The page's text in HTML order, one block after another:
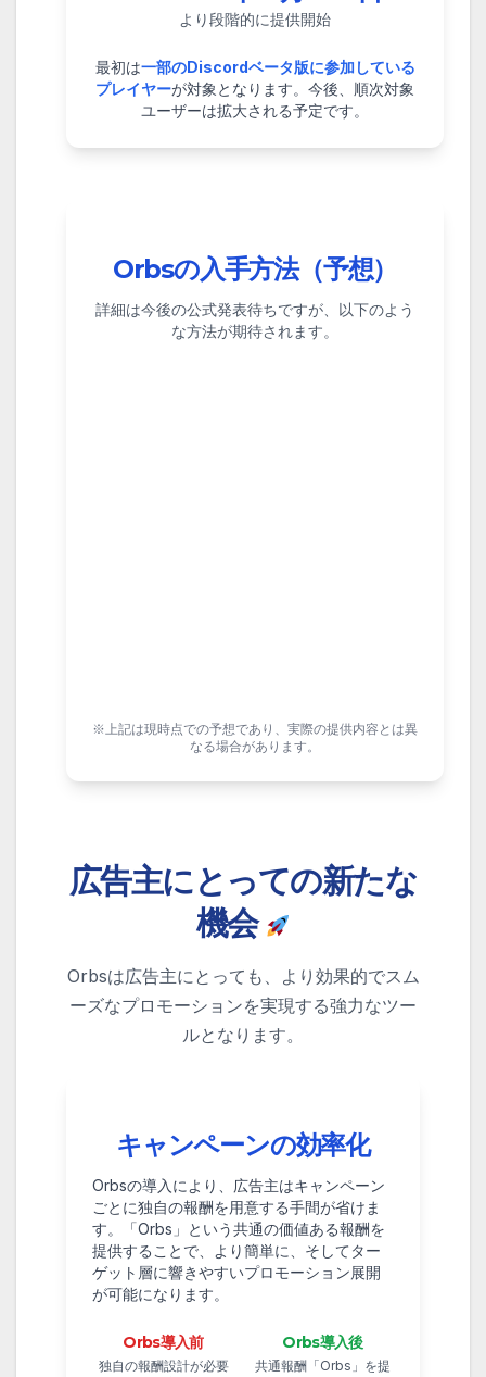
より段階的に提供開始
最初は一部のDiscordベータ版に参加している
プレイヤーが対象となります。今後、順次対象
ユーザーは拡大される予定です。
Orbsの入手方法（予想）
詳細は今後の公式発表待ちですが、以下のよう
な方法が期待されます。
※上記は現時点での予想であり、実際の提供内容とは異
なる場合があります。
広告主にとっての新たな
機会
Orbsは広告主にとっても、より効果的でスム
ーズなプロモーションを実現する強力なツー
ルとなります。
キャンペーンの効率化
Orbsの導入により、広告主はキャンペーン
ごとに独自の報酬を用意する手間が省けま
す。「Orbs」という共通の価値ある報酬を
提供することで、より簡単に、そしてター
ゲット層に響きやすいプロモーション展開
が可能になります。
Orbs導入前
独自の報酬設計が必要
Orbs導入後
共通報酬「Orbs」を提